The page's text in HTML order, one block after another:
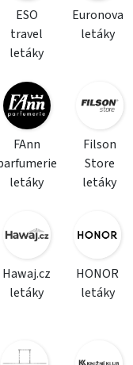
ESO
travel
letáky
Euronova
letáky
FAnn
letáky
Filson
Store
letáky
Hawaj.cz
letáky
HONOR
letáky